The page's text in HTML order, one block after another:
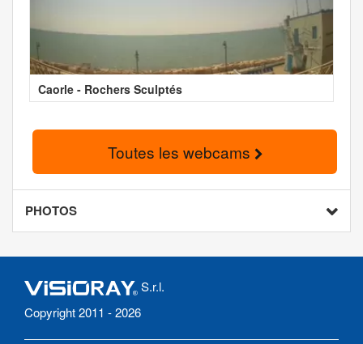
Caorle - Rochers Sculptés
Toutes les webcams
PHOTOS
S.r.l.
Copyright 2011 - 2026